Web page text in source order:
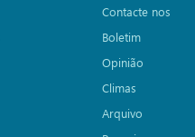
Contacte nos
Boletim
Opinião
Climas
Arquivo